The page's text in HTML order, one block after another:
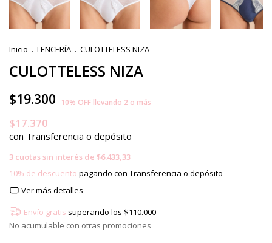
Inicio . LENCERÍA . CULOTTELESS NIZA
CULOTTELESS NIZA
$19.300 10% OFF llevando 2 o más
$17.370
con Transferencia o depósito
3 cuotas sin interés de $6.433,33
10% de descuento pagando con Transferencia o depósito
Ver más detalles
Envío gratis superando los $110.000
No acumulable con otras promociones